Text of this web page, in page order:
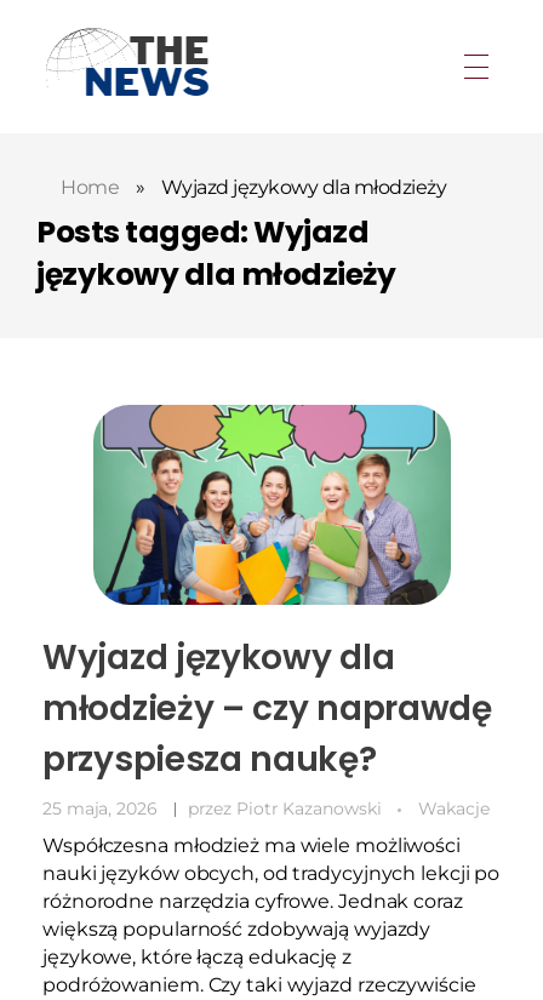
Home » Wyjazd językowy dla młodzieży
Posts tagged: Wyjazd
językowy dla młodzieży
Wyjazd językowy dla
młodzieży – czy naprawdę
przyspiesza naukę?
25 maja, 2026 przez Piotr Kazanowski Wakacje
Współczesna młodzież ma wiele możliwości
nauki języków obcych, od tradycyjnych lekcji po
różnorodne narzędzia cyfrowe. Jednak coraz
większą popularność zdobywają wyjazdy
językowe, które łączą edukację z
podróżowaniem. Czy taki wyjazd rzeczywiście